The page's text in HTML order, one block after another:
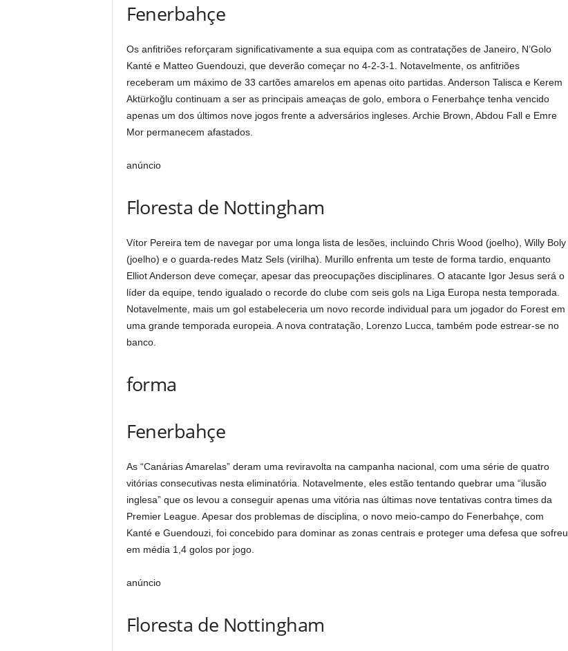
Fenerbahçe
Os anfitriões reforçaram significativamente a sua equipa com as contratações de Janeiro, N’Golo
Kanté e Matteo Guendouzi, que deverão começar no 4-2-3-1. Notavelmente, os anfitriões
receberam um máximo de 33 cartões amarelos em apenas oito partidas. Anderson Talisca e Kerem
Aktürkoğlu continuam a ser as principais ameaças de golo, embora o Fenerbahçe tenha vencido
apenas um dos últimos nove jogos frente a adversários ingleses. Archie Brown, Abdou Fall e Emre
Mor permanecem afastados.
anúncio
Floresta de Nottingham
Vítor Pereira tem de navegar por uma longa lista de lesões, incluindo Chris Wood (joelho), Willy Boly
(joelho) e o guarda-redes Matz Sels (virilha). Murillo enfrenta um teste de forma tardio, enquanto
Elliot Anderson deve começar, apesar das preocupações disciplinares. O atacante Igor Jesus será o
líder da equipe, tendo igualado o recorde do clube com seis gols na Liga Europa nesta temporada.
Notavelmente, mais um gol estabeleceria um novo recorde individual para um jogador do Forest em
uma grande temporada europeia. A nova contratação, Lorenzo Lucca, também pode estrear-se no
banco.
forma
Fenerbahçe
As “Canárias Amarelas” deram uma reviravolta na campanha nacional, com uma série de quatro
vitórias consecutivas nesta eliminatória. Notavelmente, eles estão tentando quebrar uma “ilusão
inglesa” que os levou a conseguir apenas uma vitória nas últimas nove tentativas contra times da
Premier League. Apesar dos problemas de disciplina, o novo meio-campo do Fenerbahçe, com
Kanté e Guendouzi, foi concebido para dominar as zonas centrais e proteger uma defesa que sofreu
em média 1,4 golos por jogo.
anúncio
Floresta de Nottingham